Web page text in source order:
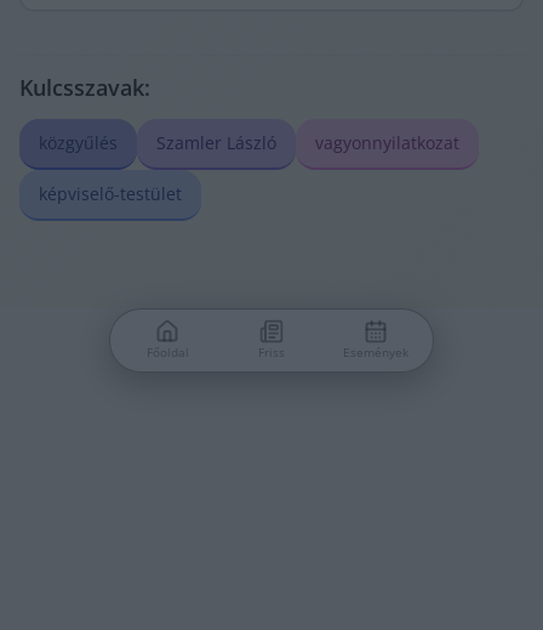
Kulcsszavak:
közgyűlés Szamler László vagyonnyilatkozat
képviselő-testület
Főoldal Friss Események